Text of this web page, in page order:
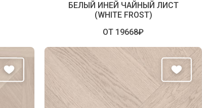
БЕЛЫЙ ИНЕЙ ЧАЙНЫЙ ЛИСТ
(WHITE FROST)
ОТ 19668₽